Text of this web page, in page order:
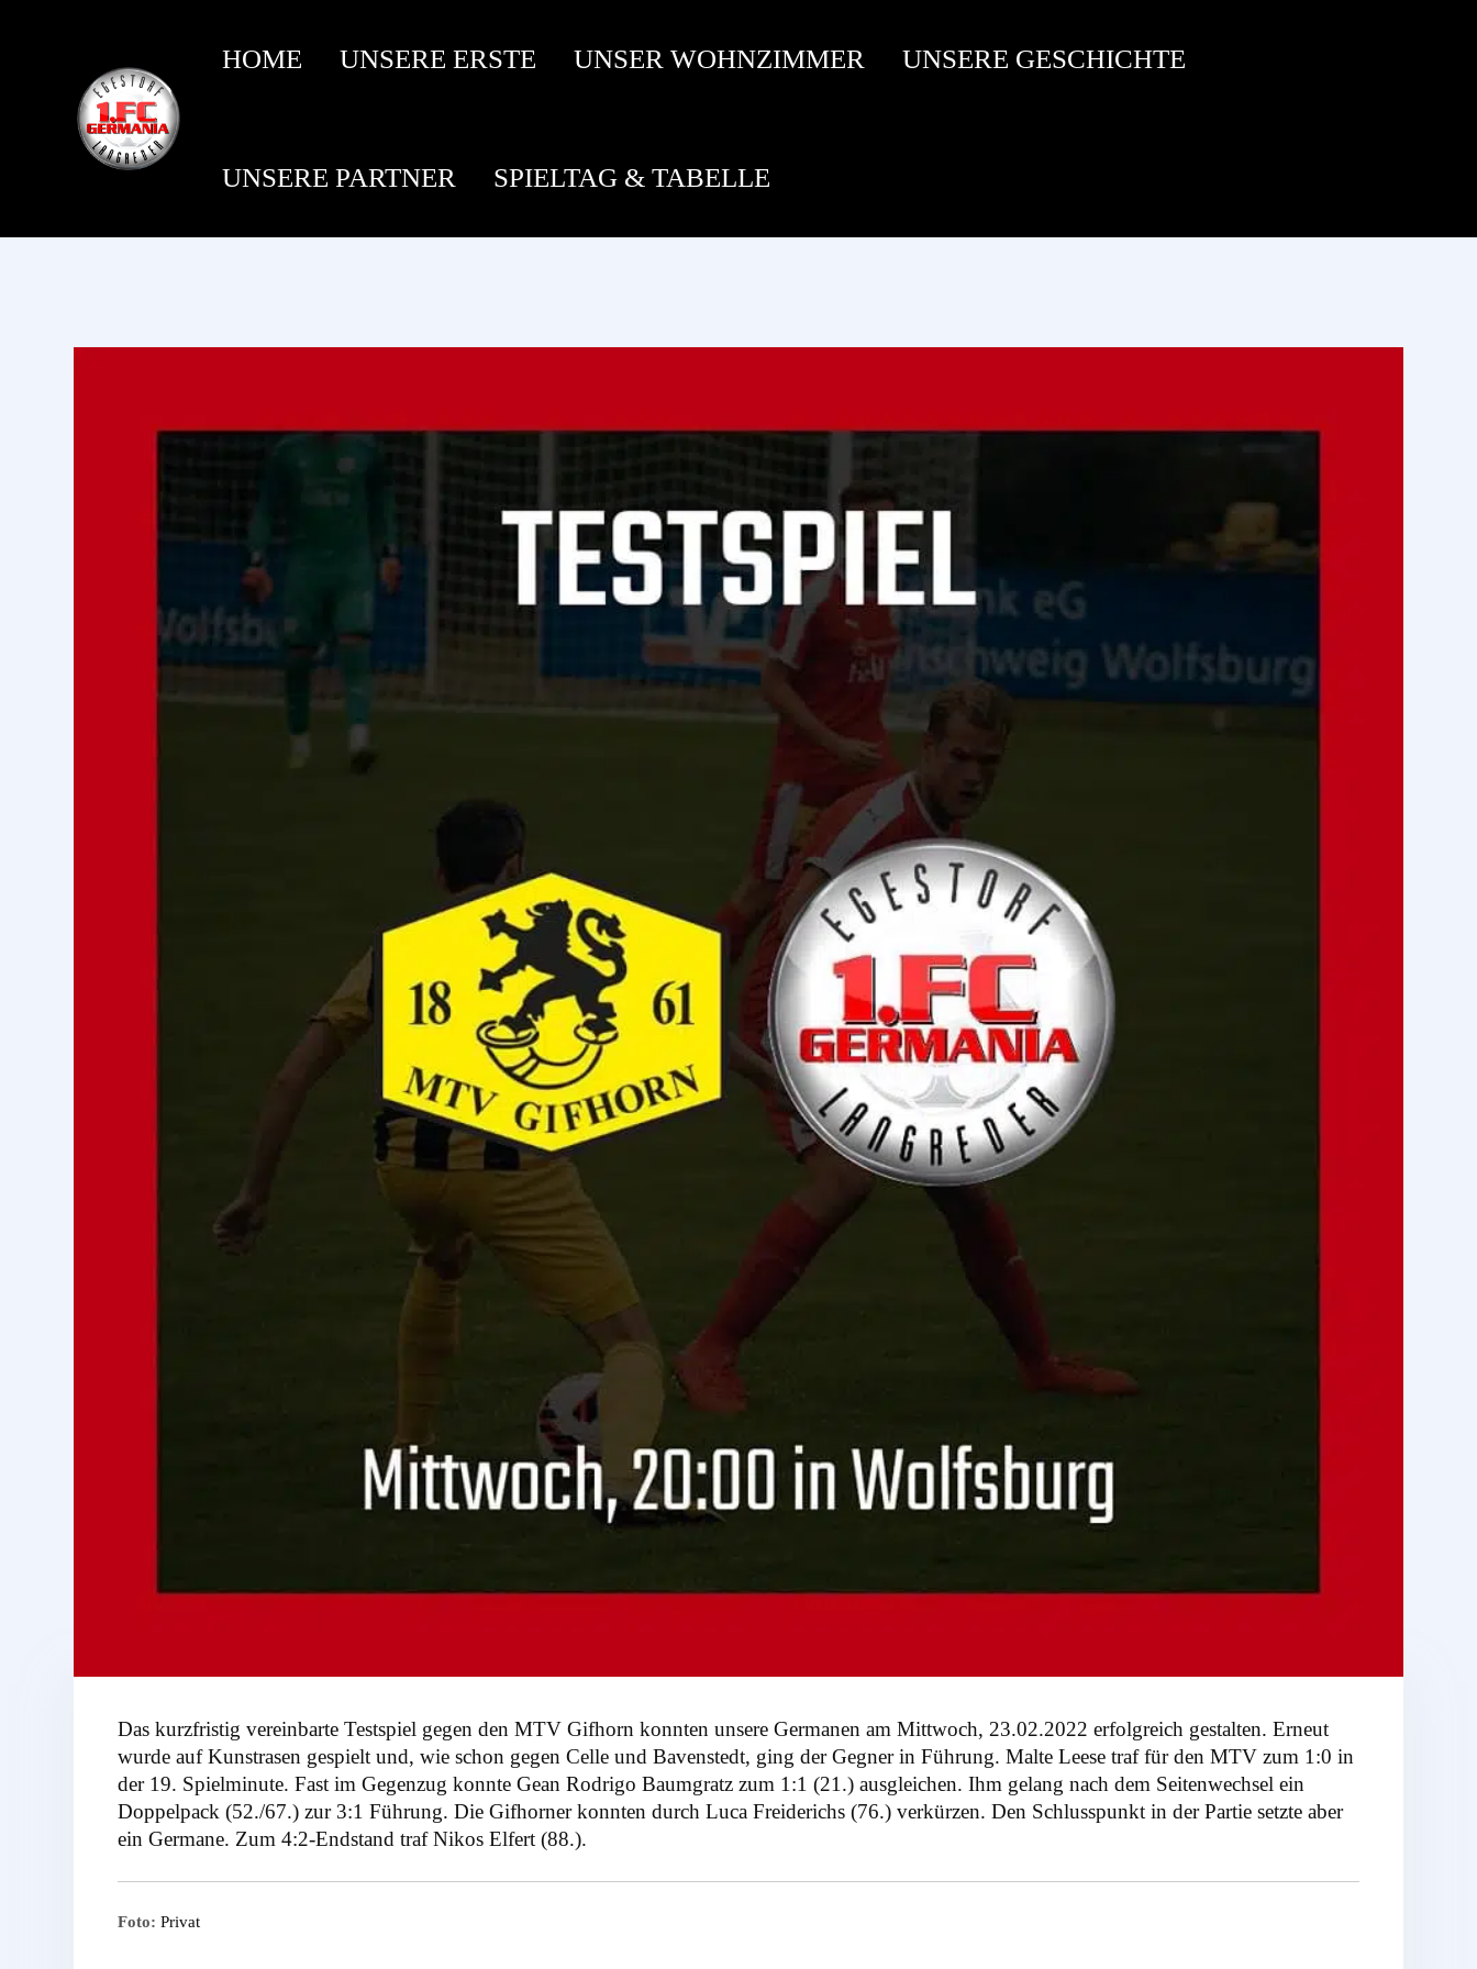
HOME UNSERE ERSTE UNSER WOHNZIMMER UNSERE GESCHICHTE
UNSERE PARTNER SPIELTAG & TABELLE
Das kurzfristig vereinbarte Testspiel gegen den MTV Gifhorn konnten unsere Germanen am Mittwoch, 23.02.2022 erfolgreich gestalten. Erneut
wurde auf Kunstrasen gespielt und, wie schon gegen Celle und Bavenstedt, ging der Gegner in Führung. Malte Leese traf für den MTV zum 1:0 in
der 19. Spielminute. Fast im Gegenzug konnte Gean Rodrigo Baumgratz zum 1:1 (21.) ausgleichen. Ihm gelang nach dem Seitenwechsel ein
Doppelpack (52./67.) zur 3:1 Führung. Die Gifhorner konnten durch Luca Freiderichs (76.) verkürzen. Den Schlusspunkt in der Partie setzte aber
ein Germane. Zum 4:2-Endstand traf Nikos Elfert (88.).
Foto: Privat